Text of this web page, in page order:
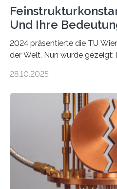
Und Ihre
2024 präsentierte die TU
der Welt. Nun wurde gezeigt:
fundamentalen Physik
Messungen verwenden. Das
vermutet, weltweit war nach
Atomkern-Zuständen
einem Team der TU Wien mit
internationaler Partner der
Der lange diskutierte
gefunden. Kurz darauf
Thorium tatsächlich nutzen
28.10.2025